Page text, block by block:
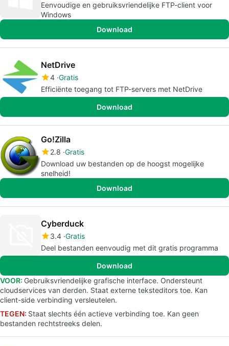
Eenvoudige en gebruiksvriendelijke FTP-client voor
Windows
Download
NetDrive
4 Gratis
Efficiënte toegang tot FTP-servers met NetDrive
Download
Go!Zilla
2.8 Gratis
Download uw bestanden op de hoogst mogelijke
snelheid!
Download
Cyberduck
3.4 Gratis
Deel bestanden eenvoudig met dit gratis programma
Download
VOOR: Gebruiksvriendelijke grafische interface. Ondersteunt
cloudservices van derden. Staat externe teksteditors toe. Kan
client-side verbinding versleutelen.
TEGEN: Staat slechts één actieve verbinding toe. Kan geen
bestanden rechtstreeks delen.